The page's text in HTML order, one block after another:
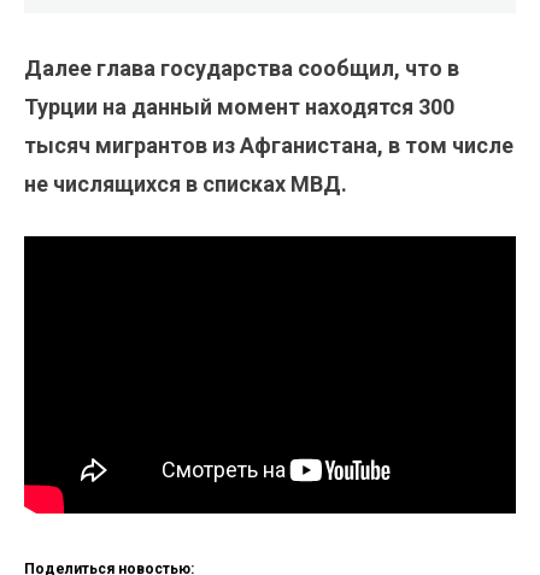
Далее глава государства сообщил, что в
Турции на данный момент находятся 300
тысяч мигрантов из Афганистана, в том числе
не числящихся в списках МВД.
Поделиться новостью: